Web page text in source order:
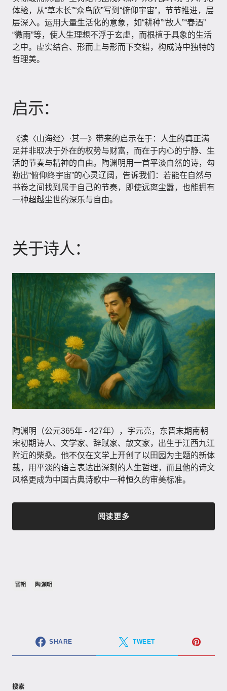
体验，从“草木长”“众鸟欣”写到“俯仰宇宙”，节节推进，层
层深入。运用大量生活化的意象，如“耕种”“故人”“春酒”
“微雨”等，使人生理想不浮于玄虚，而根植于具象的生活
之中。虚实结合、形而上与形而下交错，构成诗中独特的
哲理美。
启示：
《读〈山海经〉·其一》带来的启示在于：人生的真正满
足并非取决于外在的权势与财富，而在于内心的宁静、生
活的节奏与精神的自由。陶渊明用一首平淡自然的诗，勾
勒出“俯仰终宇宙”的心灵辽阔，告诉我们：若能在自然与
书卷之间找到属于自己的节奏，即使远离尘嚣，也能拥有
一种超越尘世的深乐与自由。
关于诗人：
陶渊明（公元365年 - 427年）​，字元亮，东晋末期南朝
宋初期诗人、文学家、辞赋家、散文家，出生于江西九江
附近的柴桑。他不仅在文学上开创了以田园为主题的新体
裁，用平淡的语言表达出深刻的人生哲理，而且他的诗文
风格更成为中国古典诗歌中一种恒久的审美标准。
阅读更多
晋朝 陶渊明
SHARE TWEET
搜索